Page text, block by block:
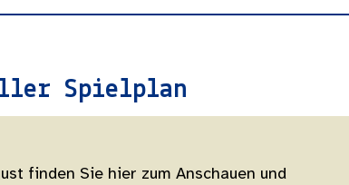
Spielplan
finden Sie hier zum Anschauen und